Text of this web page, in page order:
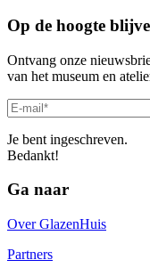
Op de hoogte
Ontvang onze
van het museum en
Je bent ingeschreven.
Bedankt!
Ga naar
Over GlazenHuis
Partners